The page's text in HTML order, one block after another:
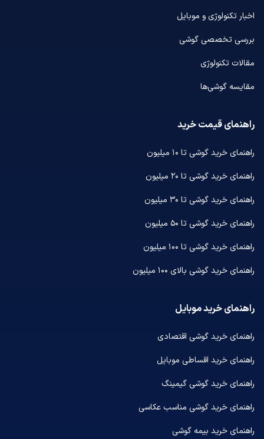
اخبار تکنولوژی و موبایل
بررسی تخصصی گوشی
مقالات تکنولوژی
مقایسه گوشی‌ها
راهنمای قیمت خرید
راهنمای خرید گوشی تا ۱۰ میلیون
راهنمای خرید گوشی تا ۲۰ میلیون
راهنمای خرید گوشی تا ۳۰ میلیون
راهنمای خرید گوشی تا ۵۰ میلیون
راهنمای خرید گوشی تا ۱۰۰ میلیون
راهنمای خرید گوشی بالای ۱۰۰ میلیون
راهنمای خرید موبایل
راهنمای خرید گوشی اقتصادی
راهنمای خرید اقساطی موبایل
راهنمای خرید گوشی گیمینگ
راهنمای خرید گوشی مناسب عکاسی
راهنمای خرید بیمه گوشی